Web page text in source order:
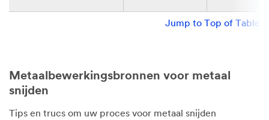
Jump to Top of Table
Metaalbewerkingsbronnen voor metaal
snijden
Tips en trucs om uw proces voor metaal snijden